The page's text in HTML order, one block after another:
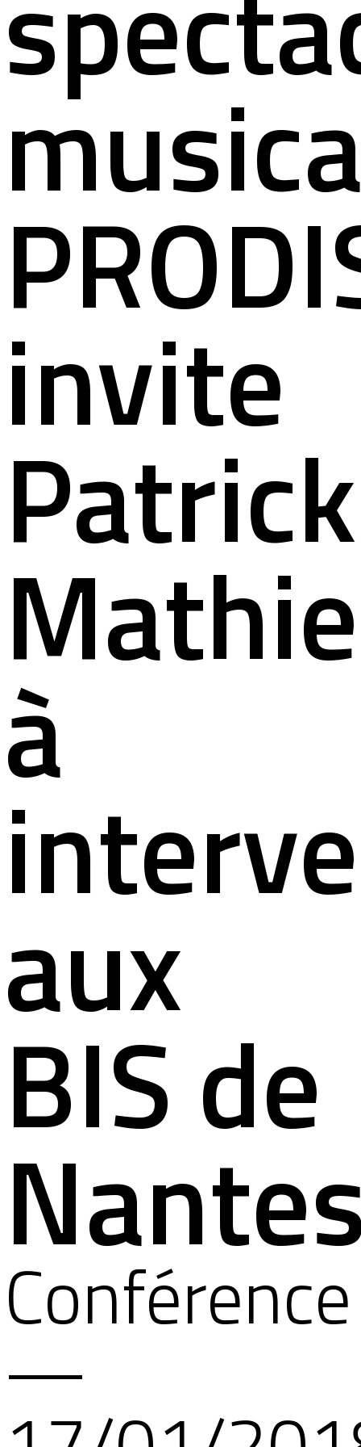
invite
Patrick
à
aux
BIS de
Conférence
—